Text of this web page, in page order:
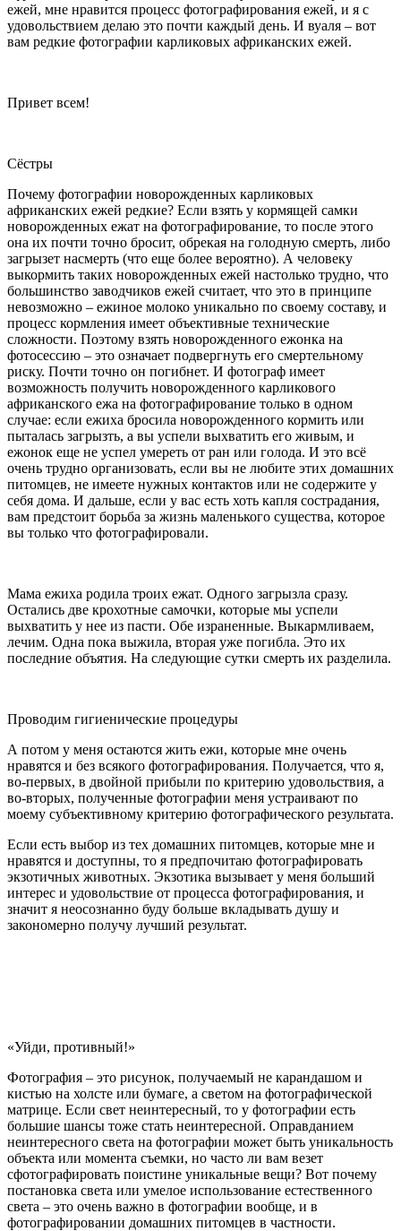
ежей, мне нравится процесс фотографирования ежей, и я с
удовольствием делаю это почти каждый день. И вуаля – вот
вам редкие фотографии карликовых африканских ежей.
Привет всем!
Сёстры
Почему фотографии новорожденных карликовых
африканских ежей редкие? Если взять у кормящей самки
новорожденных ежат на фотографирование, то после этого
она их почти точно бросит, обрекая на голодную смерть, либо
загрызет насмерть (что еще более вероятно). А человеку
выкормить таких новорожденных ежей настолько трудно, что
большинство заводчиков ежей считает, что это в принципе
невозможно – ежиное молоко уникально по своему составу, и
процесс кормления имеет объективные технические
сложности. Поэтому взять новорожденного ежонка на
фотосессию – это означает подвергнуть его смертельному
риску. Почти точно он погибнет. И фотограф имеет
возможность получить новорожденного карликового
африканского ежа на фотографирование только в одном
случае: если ежиха бросила новорожденного кормить или
пыталась загрызть, а вы успели выхватить его живым, и
ежонок еще не успел умереть от ран или голода. И это всё
очень трудно организовать, если вы не любите этих домашних
питомцев, не имеете нужных контактов или не содержите у
себя дома. И дальше, если у вас есть хоть капля сострадания,
вам предстоит борьба за жизнь маленького существа, которое
вы только что фотографировали.
Мама ежиха родила троих ежат. Одного загрызла сразу.
Остались две крохотные самочки, которые мы успели
выхватить у нее из пасти. Обе израненные. Выкармливаем,
лечим. Одна пока выжила, вторая уже погибла. Это их
последние объятия. На следующие сутки смерть их разделила.
Проводим гигиенические процедуры
А потом у меня остаются жить ежи, которые мне очень
нравятся и без всякого фотографирования. Получается, что я,
во-первых, в двойной прибыли по критерию удовольствия, а
во-вторых, полученные фотографии меня устраивают по
моему субъективному критерию фотографического результата.
Если есть выбор из тех домашних питомцев, которые мне и
нравятся и доступны, то я предпочитаю фотографировать
экзотичных животных. Экзотика вызывает у меня больший
интерес и удовольствие от процесса фотографирования, и
значит я неосознанно буду больше вкладывать душу и
закономерно получу лучший результат.
«Уйди, противный!»
Фотография – это рисунок, получаемый не карандашом и
кистью на холсте или бумаге, а светом на фотографической
матрице. Если свет неинтересный, то у фотографии есть
большие шансы тоже стать неинтересной. Оправданием
неинтересного света на фотографии может быть уникальность
объекта или момента съемки, но часто ли вам везет
сфотографировать поистине уникальные вещи? Вот почему
постановка света или умелое использование естественного
света – это очень важно в фотографии вообще, и в
фотографировании домашних питомцев в частности.